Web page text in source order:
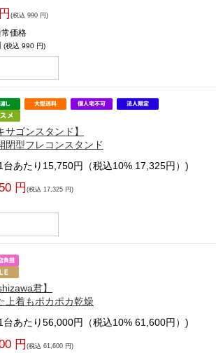
(税込 990 円)
常価格
(税込 990 円)
サゴンスタンド】
閉型フレコンスタンド
台あたり15,750円（税込10% 17,325円）)
円 (税込 17,325 円)
君】
上着もポカポカ乾燥
台あたり56,000円（税込10% 61,600円）)
円 (税込 61,600 円)